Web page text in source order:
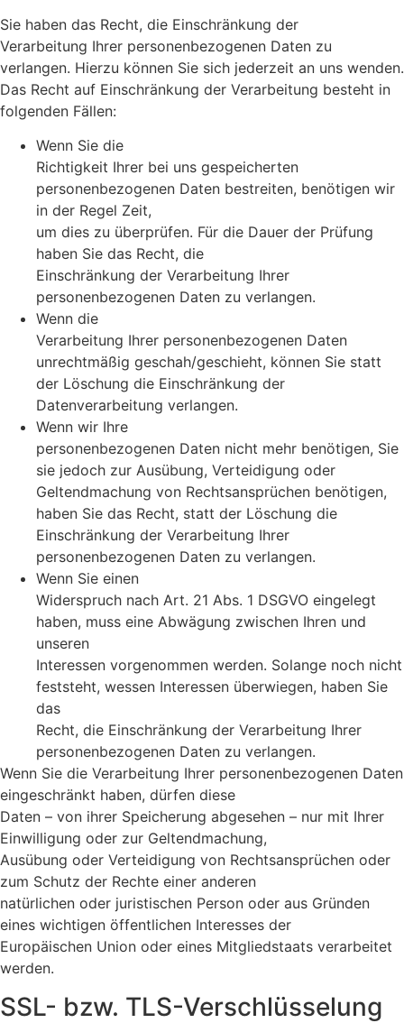
Sie haben das Recht, die Einschränkung der
Verarbeitung Ihrer personenbezogenen Daten zu
verlangen. Hierzu können Sie sich jederzeit an uns wenden.
Das Recht auf Einschränkung der Verarbeitung besteht in
folgenden Fällen:
Wenn Sie die
Richtigkeit Ihrer bei uns gespeicherten
personenbezogenen Daten bestreiten, benötigen wir
in der Regel Zeit,
um dies zu überprüfen. Für die Dauer der Prüfung
haben Sie das Recht, die
Einschränkung der Verarbeitung Ihrer
personenbezogenen Daten zu verlangen.
Wenn die
Verarbeitung Ihrer personenbezogenen Daten
unrechtmäßig geschah/geschieht, können Sie statt
der Löschung die Einschränkung der
Datenverarbeitung verlangen.
Wenn wir Ihre
personenbezogenen Daten nicht mehr benötigen, Sie
sie jedoch zur Ausübung, Verteidigung oder
Geltendmachung von Rechtsansprüchen benötigen,
haben Sie das Recht, statt der Löschung die
Einschränkung der Verarbeitung Ihrer
personenbezogenen Daten zu verlangen.
Wenn Sie einen
Widerspruch nach Art. 21 Abs. 1 DSGVO eingelegt
haben, muss eine Abwägung zwischen Ihren und
unseren
Interessen vorgenommen werden. Solange noch nicht
feststeht, wessen Interessen überwiegen, haben Sie
das
Recht, die Einschränkung der Verarbeitung Ihrer
personenbezogenen Daten zu verlangen.
Wenn Sie die Verarbeitung Ihrer personenbezogenen Daten
eingeschränkt haben, dürfen diese
Daten – von ihrer Speicherung abgesehen – nur mit Ihrer
Einwilligung oder zur Geltendmachung,
Ausübung oder Verteidigung von Rechtsansprüchen oder
zum Schutz der Rechte einer anderen
natürlichen oder juristischen Person oder aus Gründen
eines wichtigen öffentlichen Interesses der
Europäischen Union oder eines Mitgliedstaats verarbeitet
werden.
SSL- bzw. TLS-Verschlüsselung